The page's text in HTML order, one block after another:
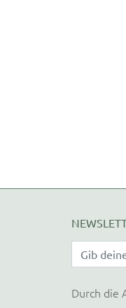
Durch die